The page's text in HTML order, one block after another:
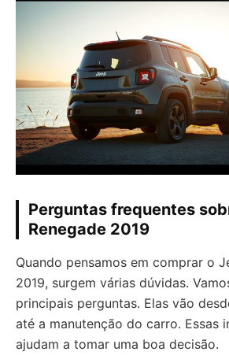
Perguntas frequentes
Renegade 2019
Quando pensamos em comprar o
2019, surgem várias dúvidas.
principais perguntas. Elas vão
até a manutenção do carro. Essas
ajudam a tomar uma boa decisão.